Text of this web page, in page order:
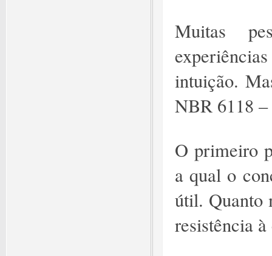
Muitas
intuição.
NBR 6118
O primeiro
a qual o
útil. Quanto
resistência